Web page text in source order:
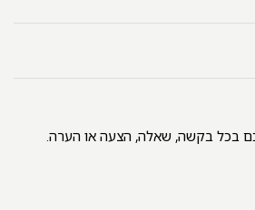
בכל בקשה, שאלה, הצעה או הערה.